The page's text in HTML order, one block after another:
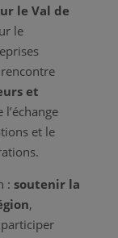
le Val de
le
et
et le
: soutenir la
,